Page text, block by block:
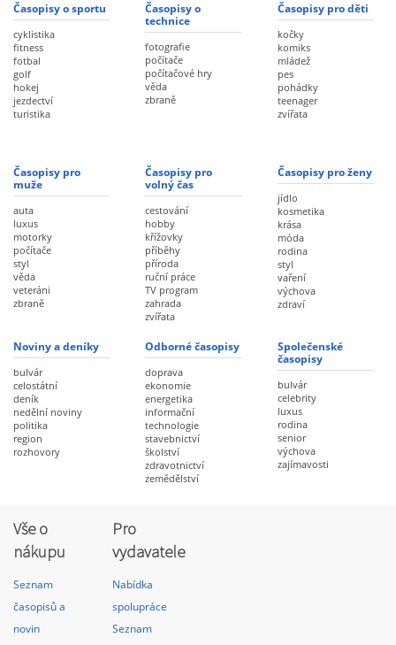
Časopisy o sportu
cyklistika
fitness
fotbal
golf
hokej
jezdectví
turistika
Časopisy o
technice
fotografie
počítače
počítačové hry
věda
zbraně
Časopisy pro děti
kočky
komiks
mládež
pes
pohádky
teenager
zvířata
Časopisy pro
muže
auta
luxus
motorky
počítače
styl
věda
veteráni
zbraně
Časopisy pro
volný čas
cestování
hobby
křížovky
příběhy
příroda
ruční práce
TV program
zahrada
zvířata
Časopisy pro ženy
jídlo
kosmetika
krása
móda
rodina
styl
vaření
výchova
zdraví
Noviny a deníky
bulvár
celostátní
deník
nedělní noviny
politika
region
rozhovory
Odborné časopisy
doprava
ekonomie
energetika
informační
technologie
stavebnictví
školství
zdravotnictví
zemědělství
Společenské
časopisy
bulvár
celebrity
luxus
rodina
senior
výchova
zajímavosti
Vše o
nákupu
Seznam
časopisů a
novin
Pro
vydavatele
Nabídka
spolupráce
Seznam